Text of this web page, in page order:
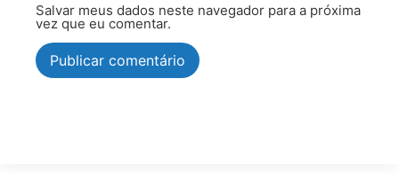
Salvar meus dados neste navegador para a próxima
vez que eu comentar.